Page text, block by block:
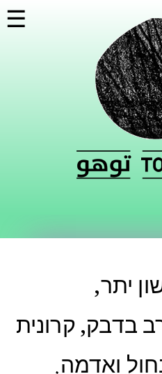
الرئيسي
☰
יתר,
בדבק, קרונית